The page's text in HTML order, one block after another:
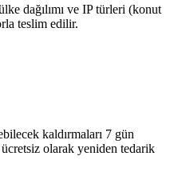
dağılımı ve IP türleri (konut
teslim edilir.
kaldırmaları 7 gün
olarak yeniden tedarik